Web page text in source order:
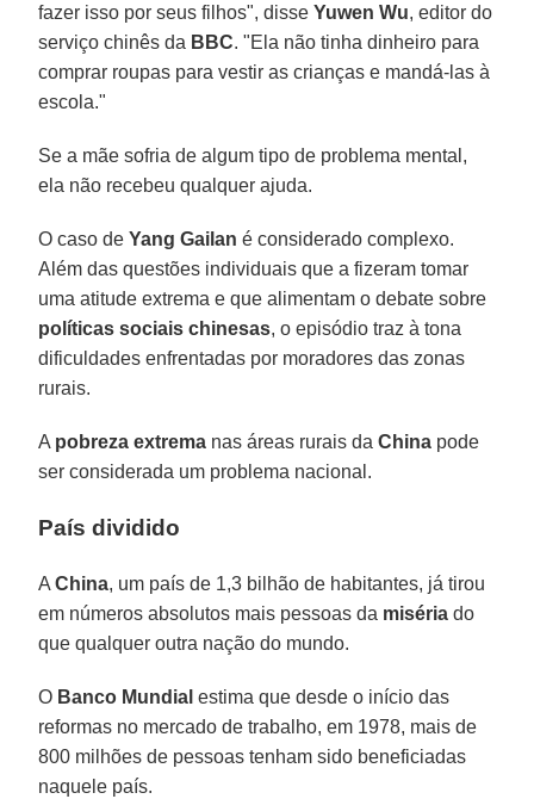
fazer isso por seus filhos", disseYuwen Wu, editor do
serviço chinês da BBC. "Ela não tinha dinheiro para
comprar roupas para vestir as crianças e mandá-las à
escola."
Se a mãe sofria de algum tipo de problema mental,
ela não recebeu qualquer ajuda.
O caso deYang Gailan é considerado complexo.
Além das questões individuais que a fizeram tomar
uma atitude extrema e que alimentam o debate sobre
políticas sociais chinesas, o episódio traz à tona
dificuldades enfrentadas por moradores das zonas
rurais.
A pobreza extrema nas áreas rurais daChina pode
ser considerada um problema nacional.
País dividido
AChina, um país de 1,3 bilhão de habitantes, já tirou
em números absolutos mais pessoas da miséria do
que qualquer outra nação do mundo.
O Banco Mundial estima que desde o início das
reformas no mercado de trabalho, em 1978, mais de
800 milhões de pessoas tenham sido beneficiadas
naquele país.